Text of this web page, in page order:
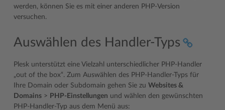
werden, können Sie es mit einer anderen PHP-Version
versuchen.
Auswählen des Handler-Typs
Plesk unterstützt eine Vielzahl unterschiedlicher PHP-Handler
„out of the box“. Zum Auswählen des PHP-Handler-Typs für
Ihre Domain oder Subdomain gehen Sie zu Websites &
Domains > PHP-Einstellungen und wählen den gewünschten
PHP-Handler-Typ aus dem Menü aus: